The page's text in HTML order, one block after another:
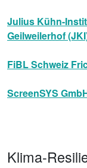
Julius Kühn-
Geilweilerhof
FiBL Schweiz
ScreenSYS
Klima-